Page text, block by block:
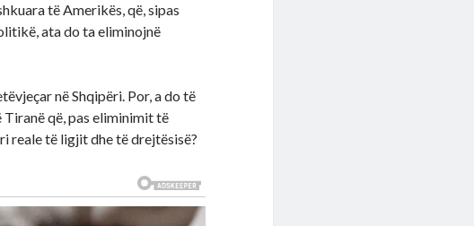
të Amerikës, që, sipas
ata do ta eliminojnë
në Shqipëri. Por, a do të
që, pas eliminimit të
reale të ligjit dhe të drejtësisë?